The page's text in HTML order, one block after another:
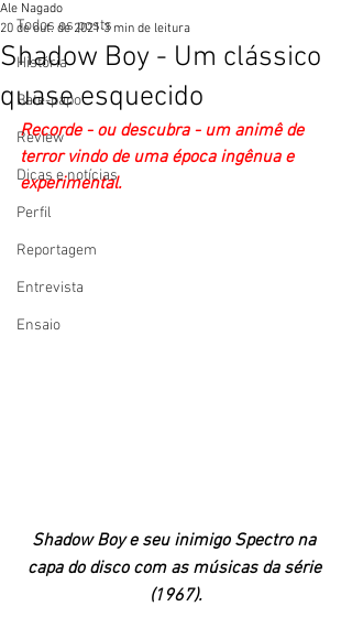
Todos os posts
História
Bate-papo
Review
Dicas e notícias
Perfil
Reportagem
Entrevista
Ensaio
Shadow Boy - Um clássico
quase esquecido
Ale Nagado
20 de out. de 2021 3 min de leitura
Recorde - ou descubra - um animê de
terror vindo de uma época ingênua e
experimental.
Shadow Boy e seu inimigo Spectro na
capa do disco com as músicas da série
(1967).